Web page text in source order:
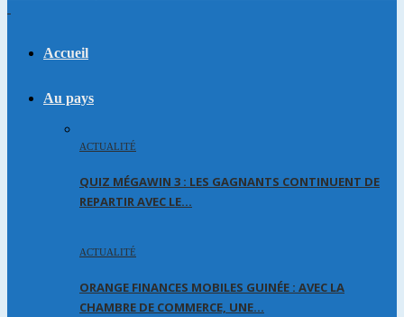
Accueil
Au pays
ACTUALITÉ
QUIZ MÉGAWIN 3 : LES GAGNANTS CONTINUENT DE
REPARTIR AVEC LE…
ACTUALITÉ
ORANGE FINANCES MOBILES GUINÉE : AVEC LA
CHAMBRE DE COMMERCE, UNE…